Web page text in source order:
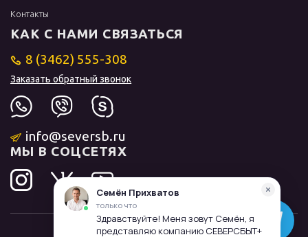
Контакты
КАК С НАМИ СВЯЗАТЬСЯ
8 (3462) 555-308
Заказать обратный звонок
info@seversb.ru
МЫ В СОЦСЕТЯХ